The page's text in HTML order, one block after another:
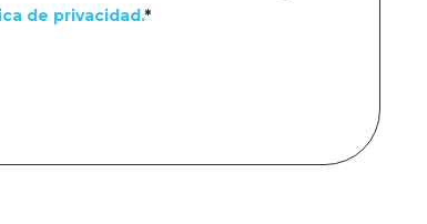
de privacidad.*